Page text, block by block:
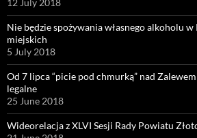
12 July 2018
Nie będzie spożywania własnego alkoholu
miejskich
5 July 2018
Od 7 lipca “picie pod chmurką” nad
legalne
25 June 2018
Wideorelacja z XLVI Sesji Rady Powiatu